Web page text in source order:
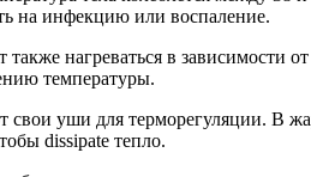
на инфекцию или воспаление.
также нагреваться в зависимости
температуры.
свои уши для терморегуляции. В
dissipate тепло.